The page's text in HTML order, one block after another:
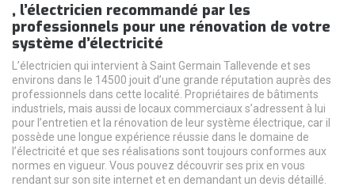
, l’électricien recommandé par les
professionnels pour une rénovation de votre
système d’électricité
L’électricien qui intervient à Saint Germain Tallevende et ses
environs dans le 14500 jouit d’une grande réputation auprès des
professionnels dans cette localité. Propriétaires de bâtiments
industriels, mais aussi de locaux commerciaux s’adressent à lui
pour l’entretien et la rénovation de leur système électrique, car il
possède une longue expérience réussie dans le domaine de
l’électricité et que ses réalisations sont toujours conformes aux
normes en vigueur. Vous pouvez découvrir ses prix en vous
rendant sur son site internet et en demandant un devis détaillé.